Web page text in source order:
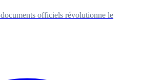
officiels révolutionne le